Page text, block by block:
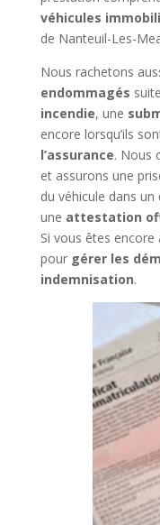
véhicules
de Nanteuil-Les-
Nous rachetons
endommagés
incendie, une
encore lorsqu’ils
l’assurance. Nous
et assurons une
du véhicule dans
une attestation
Si vous êtes
pour gérer les
indemnisation.